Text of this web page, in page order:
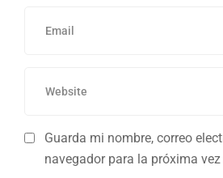
Guarda mi nombre, correo
navegador para la próxima